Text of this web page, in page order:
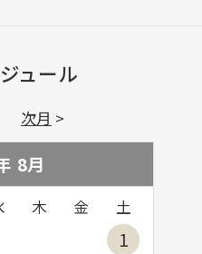
ュール
8月
木 金 土
1
次月